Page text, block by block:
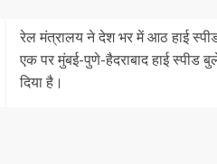
रेल मंत्रालय ने देश भर में आठ हाई
एक पर मुंबई-पुणे-हैदराबाद हाई स्पीड
दिया है।